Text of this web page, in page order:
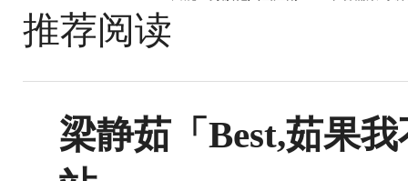
推荐阅读
梁静茹「Best,茹果